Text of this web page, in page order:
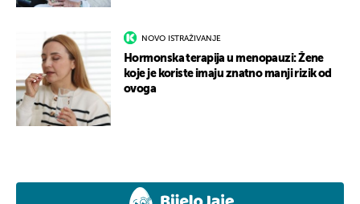
NOVO ISTRAŽIVANJE
Hormonska terapija u menopauzi: Žene
koje je koriste imaju znatno manji rizik od
ovoga